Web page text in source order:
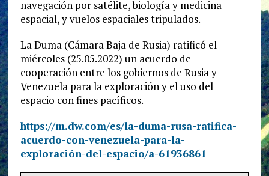
navegación por satélite, biología y medicina
espacial, y vuelos espaciales tripulados.
La Duma (Cámara Baja de Rusia) ratificó el
miércoles (25.05.2022) un acuerdo de
cooperación entre los gobiernos de Rusia y
Venezuela para la exploración y el uso del
espacio con fines pacíficos.
https://m.dw.com/es/la-duma-rusa-ratifica-
acuerdo-con-venezuela-para-la-
exploración-del-espacio/a-61936861